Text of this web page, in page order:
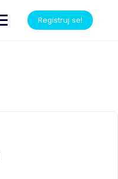
Registruj se!